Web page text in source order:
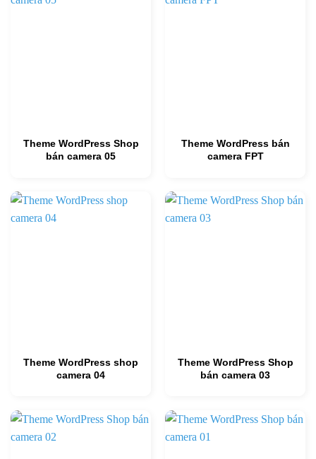
Theme WordPress Shop
bán camera 05
Theme WordPress bán
camera FPT
Theme WordPress shop
camera 04
Theme WordPress Shop
bán camera 03